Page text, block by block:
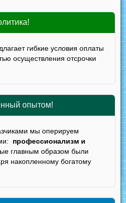
гибкие условия оплаты
осуществления отсрочки
опытом!
мы оперируем
профессионализм и
главным образом были
накопленному богатому